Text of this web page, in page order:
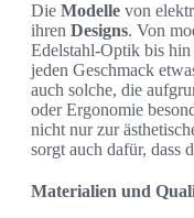
Die Modelle von
ihren Designs. Von
Edelstahl-Optik bis
jeden Geschmack
auch solche, die
oder Ergonomie
nicht nur zur
sorgt auch dafür, dass
Materialien und